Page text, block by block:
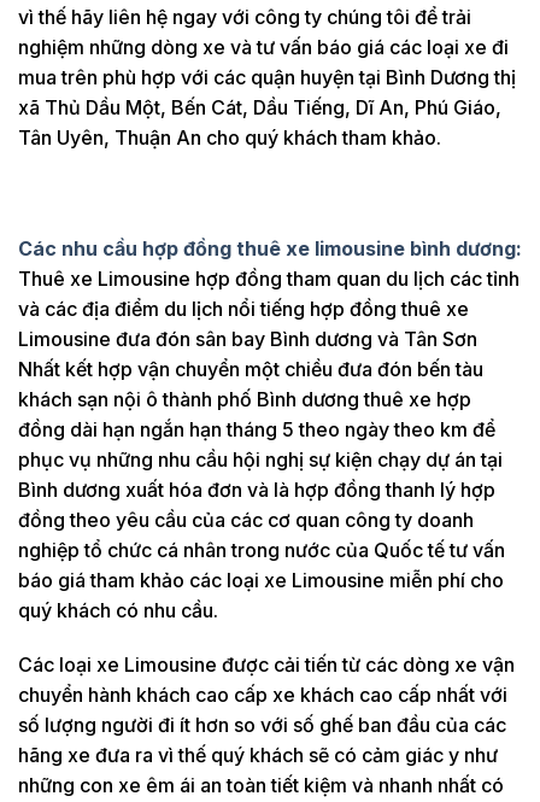
vì thế hãy liên hệ ngay với công ty chúng tôi để trải
nghiệm những dòng xe và tư vấn báo giá các loại xe đi
mua trên phù hợp với các quận huyện tại Bình Dương thị
xã Thủ Dầu Một, Bến Cát, Dầu Tiếng, Dĩ An, Phú Giáo,
Tân Uyên, Thuận An cho quý khách tham khảo.
Các nhu cầu hợp đồng thuê xe limousine bình dương:
Thuê xe Limousine hợp đồng tham quan du lịch các tỉnh
và các địa điểm du lịch nổi tiếng hợp đồng thuê xe
Limousine đưa đón sân bay Bình dương và Tân Sơn
Nhất kết hợp vận chuyển một chiều đưa đón bến tàu
khách sạn nội ô thành phố Bình dương thuê xe hợp
đồng dài hạn ngắn hạn tháng 5 theo ngày theo km để
phục vụ những nhu cầu hội nghị sự kiện chạy dự án tại
Bình dương xuất hóa đơn và là hợp đồng thanh lý hợp
đồng theo yêu cầu của các cơ quan công ty doanh
nghiệp tổ chức cá nhân trong nước của Quốc tế tư vấn
báo giá tham khảo các loại xe Limousine miễn phí cho
quý khách có nhu cầu.
Các loại xe Limousine được cải tiến từ các dòng xe vận
chuyển hành khách cao cấp xe khách cao cấp nhất với
số lượng người đi ít hơn so với số ghế ban đầu của các
hãng xe đưa ra vì thế quý khách sẽ có cảm giác y như
những con xe êm ái an toàn tiết kiệm và nhanh nhất có